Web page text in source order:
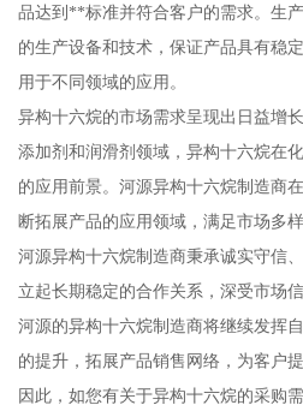
品达到**标准并符合客户的需求。生
的生产设备和技术，保证产品具有稳
用于不同领域的应用。
异构十六烷的市场需求呈现出日益增
添加剂和润滑剂领域，异构十六烷在
的应用前景。河源异构十六烷制造商
断拓展产品的应用领域，满足市场多样
河源异构十六烷制造商秉承诚实守信
立起长期稳定的合作关系，深受市场
河源的异构十六烷制造商将继续发挥
的提升，拓展产品销售网络，为客户提
因此，如您有关于异构十六烷的采购